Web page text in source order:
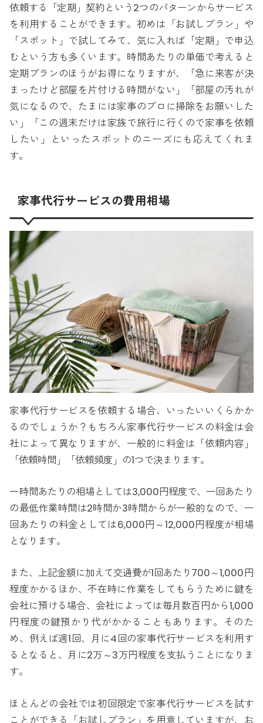
依頼する「定期」契約という2つのパターンからサービス
を利用することができます。初めは「お試しプラン」や
「スポット」で試してみて、気に入れば「定期」で申込
むという方も多くいます。時間あたりの単価で考えると
定期プランのほうがお得になりますが、「急に来客が決
まったけど部屋を片付ける時間がない」「部屋の汚れが
気になるので、たまには家事のプロに掃除をお願いした
い」「この週末だけは家族で旅行に行くので家事を依頼
したい」といったスポットのニーズにも応えてくれま
す。
家事代行サービスの費用相場
家事代行サービスを依頼する場合、いったいいくらかか
るのでしょうか？もちろん家事代行サービスの料金は会
社によって異なりますが、一般的に料金は「依頼内容」
「依頼時間」「依頼頻度」の1つで決まります。
一時間あたりの相場としては3,000円程度で、一回あたり
の最低作業時間は2時間か3時間からが一般的なので、一
回あたりの料金としては6,000円～12,000円程度が相場
となります。
また、上記金額に加えて交通費が1回あたり700～1,000円
程度かかるほか、不在時に作業をしてもらうために鍵を
会社に預ける場合、会社によっては毎月数百円から1,000
円程度の鍵預かり代がかかることもあります。そのた
め、例えば週1回、月に4回の家事代行サービスを利用す
るとなると、月に2万～3万円程度を支払うことになりま
す。
ほとんどの会社では初回限定で家事代行サービスを試す
ことができる「お試しプラン」を用意していますが、お